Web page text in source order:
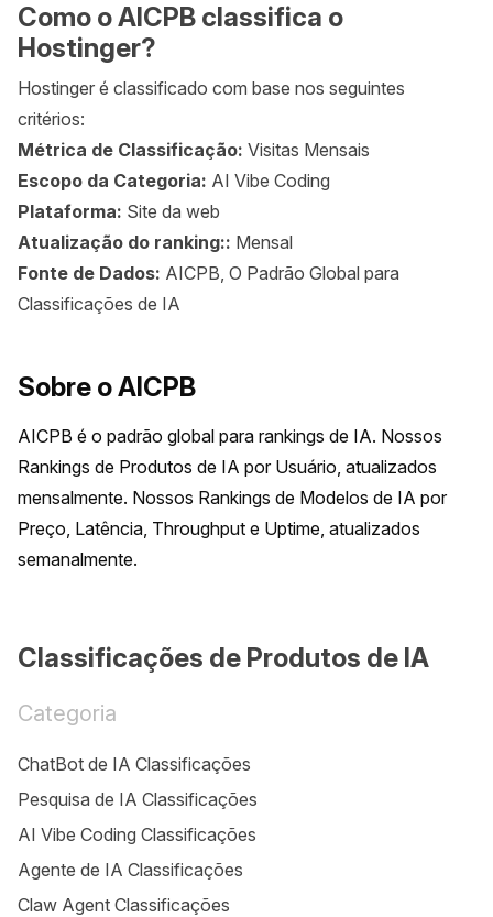
Como o AICPB classifica o
Hostinger?
Hostinger é classificado com base nos seguintes
critérios:
Métrica de Classificação: Visitas Mensais
Escopo da Categoria: AI Vibe Coding
Plataforma: Site da web
Atualização do ranking:: Mensal
Fonte de Dados: AICPB, O Padrão Global para
Classificações de IA
Sobre o AICPB
AICPB é o padrão global para rankings de IA. Nossos
Rankings de Produtos de IA por Usuário, atualizados
mensalmente. Nossos Rankings de Modelos de IA por
Preço, Latência, Throughput e Uptime, atualizados
semanalmente.
Classificações de Produtos de IA
Categoria
ChatBot de IA Classificações
Pesquisa de IA Classificações
AI Vibe Coding Classificações
Agente de IA Classificações
Claw Agent Classificações